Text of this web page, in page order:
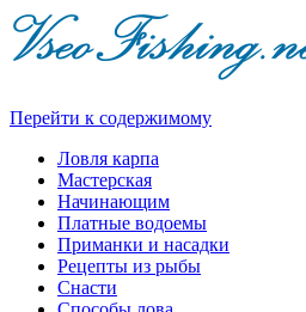
Перейти к содержимому
Ловля карпа
Мастерская
Начинающим
Платные водоемы
Приманки и насадки
Рецепты из рыбы
Снасти